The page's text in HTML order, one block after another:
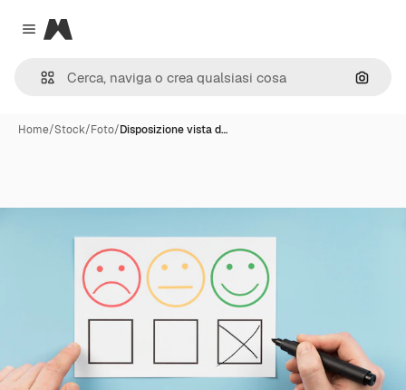
Close menu
Magnific
Cerca
Home/Stock/Foto/Disposizione vista d…